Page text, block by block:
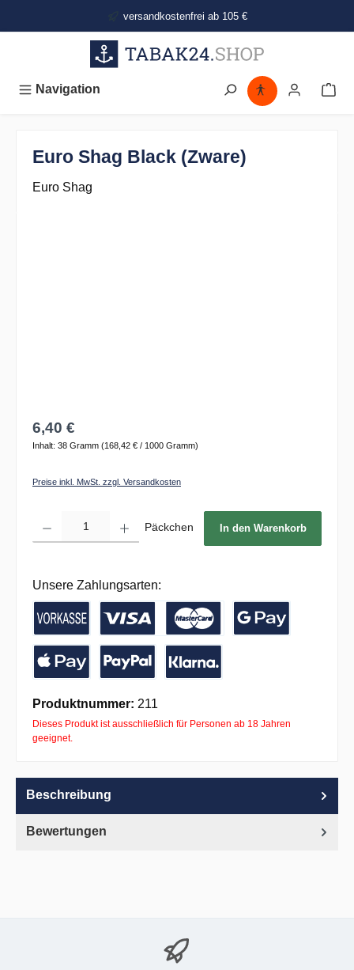
versandkostenfrei ab 105 €
Navigation
Euro Shag Black (Zware)
Euro Shag
6,40 €
Inhalt: 38 Gramm (168,42 € / 1000 Gramm)
Preise inkl. MwSt. zzgl. Versandkosten
Päckchen In den Warenkorb
Unsere Zahlungsarten:
Vorkasse / Banküberweisung
Kreditkarte
Produktnummer: 211
Dieses Produkt ist ausschließlich für Personen ab 18 Jahren
geeignet.
Beschreibung
Bewertungen